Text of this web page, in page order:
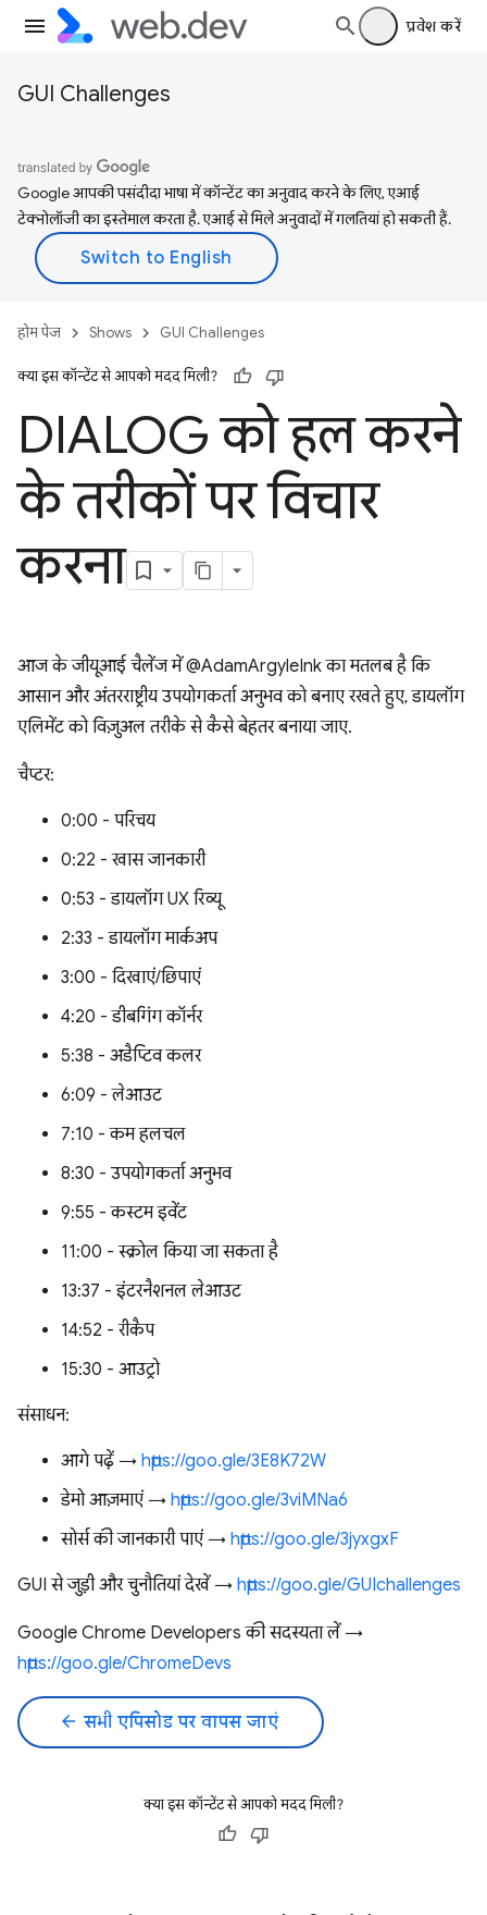
प्रवेश करें
GUI Challenges
Google आपकी पसंदीदा भाषा में कॉन्टेंट का अनुवाद करने के लिए, एआई
टेक्नोलॉजी का इस्तेमाल करता है. एआई से मिले अनुवादों में गलतियां हो सकती हैं.
होम पेज Shows GUI Challenges
क्या इस कॉन्टेंट से आपको मदद मिली?
DIALOG को हल करने
के तरीकों पर विचार
करना
आज के जीयूआई चैलेंज में @AdamArgyleInk का मतलब है कि
आसान और अंतरराष्ट्रीय उपयोगकर्ता अनुभव को बनाए रखते हुए, डायलॉग
एलिमेंट को विज़ुअल तरीके से कैसे बेहतर बनाया जाए.
चैप्टर:
0:00 - परिचय
0:22 - खास जानकारी
0:53 - डायलॉग UX रिव्यू
2:33 - डायलॉग मार्कअप
3:00 - दिखाएं/छिपाएं
4:20 - डीबगिंग कॉर्नर
5:38 - अडैप्टिव कलर
6:09 - लेआउट
7:10 - कम हलचल
8:30 - उपयोगकर्ता अनुभव
9:55 - कस्टम इवेंट
11:00 - स्क्रोल किया जा सकता है
13:37 - इंटरनैशनल लेआउट
14:52 - रीकैप
15:30 - आउट्रो
संसाधन:
आगे पढ़ें → https://goo.gle/3E8K72W
डेमो आज़माएं → https://goo.gle/3viMNa6
सोर्स की जानकारी पाएं → https://goo.gle/3jyxgxF
GUI से जुड़ी और चुनौतियां देखें → https://goo.gle/GUIchallenges
Google Chrome Developers की सदस्यता लें →
https://goo.gle/ChromeDevs
arrow_back सभी एपिसोड पर वापस जाएं
क्या इस कॉन्टेंट से आपको मदद मिली?